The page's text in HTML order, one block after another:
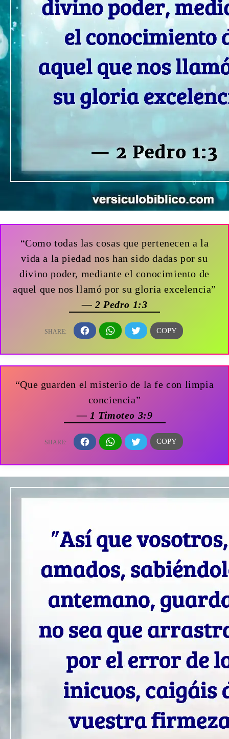
“Como todas las cosas que pertenecen a la
vida a la piedad nos han sido dadas por su
divino poder, mediante el conocimiento de
aquel que nos llamó por su gloria excelencia”
— 2 Pedro 1:3
“Que guarden el misterio de la fe con limpia
conciencia”
— 1 Timoteo 3:9